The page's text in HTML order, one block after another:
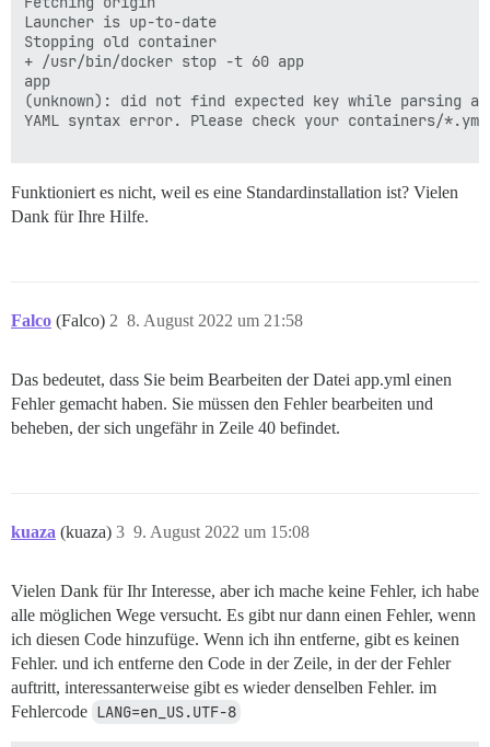
Launcher is up-to-date
Stopping old container
+ /usr/bin/docker stop -t 60 app
app
(unknown): did not find expected key while parsing a
YAML syntax error. Please check your containers/
Funktioniert es nicht, weil es eine Standardinstallation ist? Vielen
Dank für Ihre Hilfe.
Falco (Falco) 8. August 2022 um 21:58
2
Das bedeutet, dass Sie beim Bearbeiten der Datei app.yml einen
Fehler gemacht haben. Sie müssen den Fehler bearbeiten und
beheben, der sich ungefähr in Zeile 40 befindet.
kuaza (kuaza) 9. August 2022 um 15:08
3
Vielen Dank für Ihr Interesse, aber ich mache keine Fehler, ich habe
alle möglichen Wege versucht. Es gibt nur dann einen Fehler, wenn
ich diesen Code hinzufüge. Wenn ich ihn entferne, gibt es keinen
Fehler. und ich entferne den Code in der Zeile, in der der Fehler
auftritt, interessanterweise gibt es wieder denselben Fehler. im
Fehlercode LANG=en_US.UTF-8